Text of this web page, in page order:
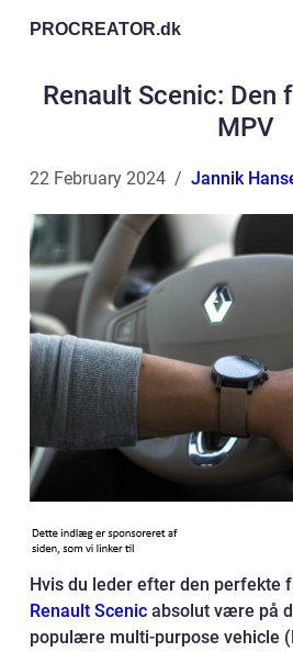
PROCREATOR.dk
Renault Scenic: Den
MPV
22 February 2024 Jannik
Hvis du leder efter den perfekte
Renault Scenic absolut være på
populære multi-purpose vehicle